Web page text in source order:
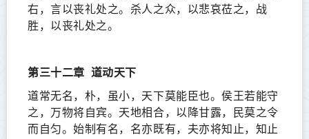
右，言以丧礼处之。杀人之众，以悲哀莅之，战
胜，以丧礼处之。
第三十二章 道动天下
道常无名，朴，虽小，天下莫能臣也。侯王若能守
之，万物将自宾。天地相合，以降甘露，民莫之令
而自匀。始制有名，名亦既有，夫亦将知止，知止